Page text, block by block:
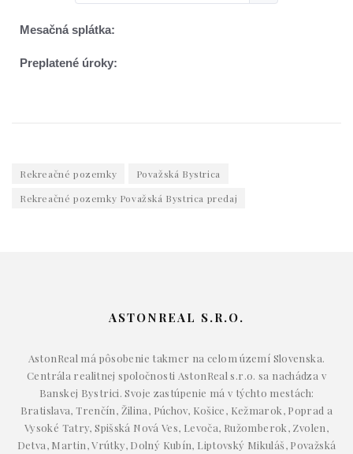
Rekreačné pozemky
Považská Bystrica
Rekreačné pozemky Považská Bystrica predaj
ASTONREAL S.R.O.
AstonReal má pôsobenie takmer na celom území Slovenska.
Centrála realitnej spoločnosti AstonReal s.r.o. sa nachádza v
Banskej Bystrici. Svoje zastúpenie má v týchto mestách:
Bratislava, Trenčín, Žilina, Púchov, Košice, Kežmarok, Poprad a
Vysoké Tatry, Spišská Nová Ves, Levoča, Ružomberok, Zvolen,
Detva, Martin, Vrútky, Dolný Kubín, Liptovský Mikuláš, Považská